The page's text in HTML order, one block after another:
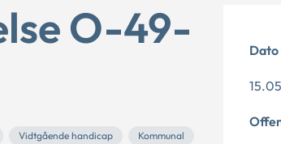
O-49-
Vidtgående handicap
Kommunal